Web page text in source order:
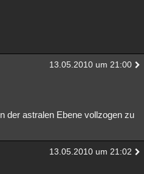
13.05.2010 um 21:00
der astralen Ebene vollzogen zu
13.05.2010 um 21:02